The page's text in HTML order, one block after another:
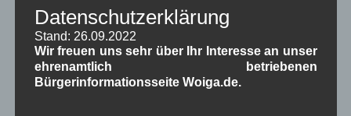
in Wallgau,Kommunalpolitik,Pressespiegel
Datenschutzerklärung
Stand: 26.09.2022
Wir freuen uns sehr über Ihr Interesse an unser
ehrenamtlich betriebenen
Bürgerinformationsseite Woiga.de.